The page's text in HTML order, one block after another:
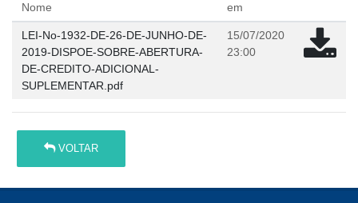
Nome
em
LEI-No-1932-DE-26-DE-JUNHO-DE-
2019-DISPOE-SOBRE-ABERTURA-
DE-CREDITO-ADICIONAL-
SUPLEMENTAR.pdf
15/07/2020
23:00
VOLTAR